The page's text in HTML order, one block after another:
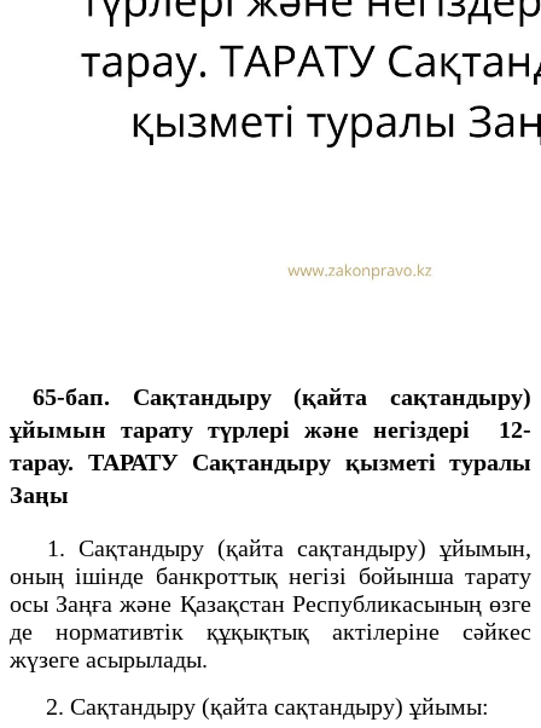
65-бап. Сақтандыру (қайта сақтандыру)
ұйымын тарату түрлері және негiздерi 12-
тарау. ТАРАТУ Сақтандыру қызметі туралы
Заңы
1. Сақтандыру (қайта сақтандыру) ұйымын,
оның iшiнде банкроттық негiзі бойынша тарату
осы Заңға және Қазақстан Республикасының өзге
де нормативтік құқықтық актiлерiне сәйкес
жүзеге асырылады.
2. Сақтандыру (қайта сақтандыру) ұйымы: